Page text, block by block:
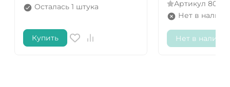
Осталась 1 штука
Купить
Артикул 8004-
Нет в
Нет в